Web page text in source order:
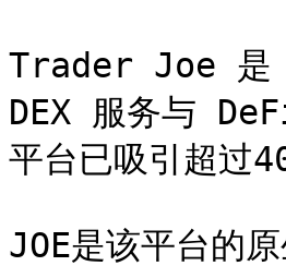
Trader Joe 是
DEX 服务与
平台已吸引超过
JOE是该平台的